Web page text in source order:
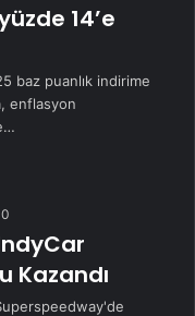
14’e
baz puanlık indirime
enflasyon
0
Kazandı